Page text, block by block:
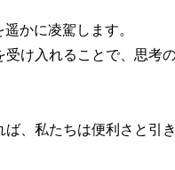
かに凌駕します。
け入れることで、思考
、私たちは便利さと引